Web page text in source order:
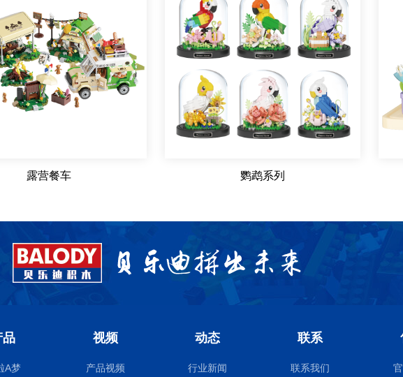
露营餐车 鹦鹉系列
品
A梦
视频
产品视频
动态
行业新闻
联系
联系我们